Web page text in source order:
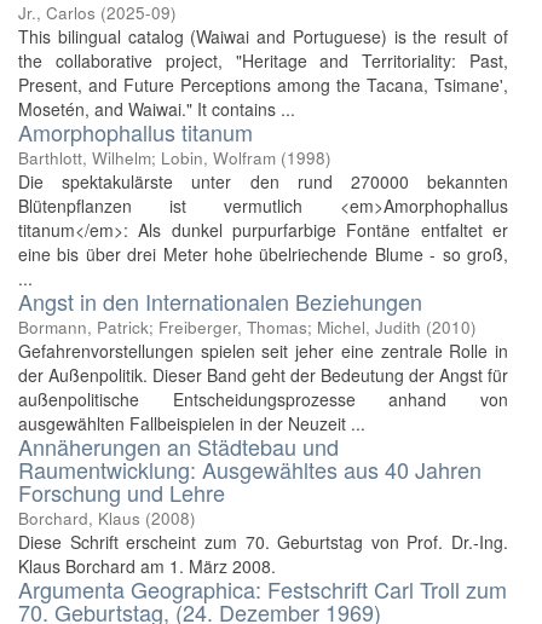
Jr., Carlos (2025-09)
This bilingual catalog (Waiwai and Portuguese) is the result of
the collaborative project, "Heritage and Territoriality: Past,
Present, and Future Perceptions among the Tacana, Tsimane',
Mosetén, and Waiwai." It contains ...
Amorphophallus titanum
Barthlott, Wilhelm; Lobin, Wolfram (1998)
Die spektakulärste unter den rund 270000 bekannten
Blütenpflanzen ist vermutlich <em>Amorphophallus
titanum</em>: Als dunkel purpurfarbige Fontäne entfaltet er
eine bis über drei Meter hohe übelriechende Blume - so groß,
...
Angst in den Internationalen Beziehungen
Bormann, Patrick; Freiberger, Thomas; Michel, Judith (2010)
Gefahrenvorstellungen spielen seit jeher eine zentrale Rolle in
der Außenpolitik. Dieser Band geht der Bedeutung der Angst für
außenpolitische Entscheidungsprozesse anhand von
ausgewählten Fallbeispielen in der Neuzeit ...
Annäherungen an Städtebau und
Raumentwicklung: Ausgewähltes aus 40 Jahren
Forschung und Lehre
Borchard, Klaus (2008)
Diese Schrift erscheint zum 70. Geburtstag von Prof. Dr.-Ing.
Klaus Borchard am 1. März 2008.
Argumenta Geographica: Festschrift Carl Troll zum
70. Geburtstag, (24. Dezember 1969)